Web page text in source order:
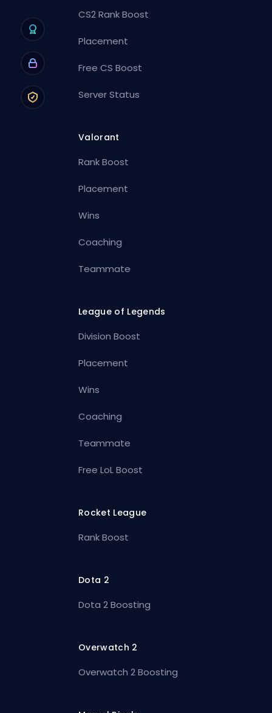
CS2 Rank Boost
Placement
Free CS Boost
Server Status
Valorant
Rank Boost
Placement
Wins
Coaching
Teammate
League of Legends
Division Boost
Placement
Wins
Coaching
Teammate
Free LoL Boost
Rocket League
Rank Boost
Dota 2
Dota 2 Boosting
Overwatch 2
Overwatch 2 Boosting